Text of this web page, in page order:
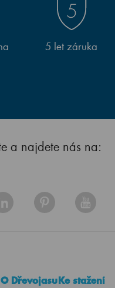
5 let záruka
a najdete nás na:
O DřevojasuKe stažení